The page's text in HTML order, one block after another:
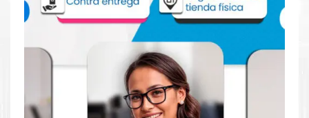
Aprovecha nuestra experiencia y atención para adquirir tus
productos. Tenemos promociones todos los dias. Escríbenos o
visítanos hoy para encontrar la solución perfecta para tu
impresoraCanon , como laTinta Canon PFI-320C Cian para
impresora TM-200 TM-205 TM-300 TM-305